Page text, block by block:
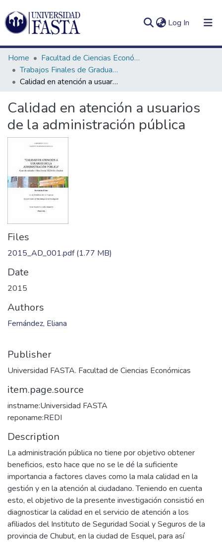
Log In (current)
Communities
&
Collections
All of DSpace
Statistics
In (current)
Home
Facultad de Ciencias Económicas
Trabajos Finales de Graduación de Licenciatura en Administración de Empresas
Calidad en atención a usuarios de la administración pública
Calidad en atención a usuarios
de la administración pública
Files
2015_AD_001.pdf(1.77 MB)
Date
2015
Authors
Fernández, Eliana
Publisher
Universidad FASTA. Facultad de Ciencias Económicas
item.page.source
instname:Universidad FASTA
reponame:REDI
Description
La administración pública no tiene por objetivo obtener
beneficios, esto hace que no se le dé la suficiente
importancia a factores claves como la mala calidad en la
gestión y en la atención al ciudadano. Teniendo en cuenta
esto, el objetivo de la presente investigación consistió en
diagnosticar la calidad en el servicio de atención a los
afiliados del Instituto de Seguridad Social y Seguros de la
provincia de Chubut, en la ciudad de Esquel, para así